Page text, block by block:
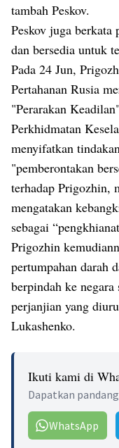
tambah Peskov.
Peskov juga berkata
dan bersedia untuk
Pada 24 Jun,
Pertahanan Rusia
"Perarakan
Perkhidmatan
menyifatkan
"pemberontakan
terhadap Prigozhin,
mengatakan
sebagai
Prigozhin
pertumpahan darah
berpindah ke
perjanjian yang
Lukashenko.​
Ikuti kami di
Dapatkan
WhatsApp